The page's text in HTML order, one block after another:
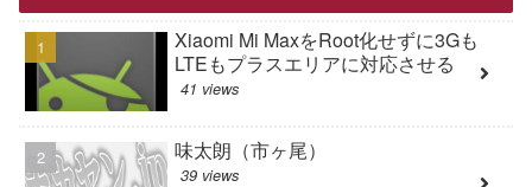
Xiaomi Mi MaxをRoot化せずに3Gも
LTEもプラスエリアに対応させる
41 views
味太朗（市ヶ尾）
39 views